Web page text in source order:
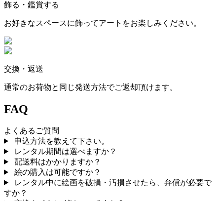
飾る・鑑賞する
お好きなスペースに飾ってアートをお楽しみください。
交換・返送
通常のお荷物と同じ発送方法でご返却頂けます。
FAQ
よくあるご質問
申込方法を教えて下さい。
レンタル期間は選べますか？
配送料はかかりますか？
絵の購入は可能ですか？
レンタル中に絵画を破損・汚損させたら、弁償が必要で
すか？